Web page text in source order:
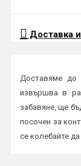
Доставка
Доставяме
извършва в
забавяне, ще
посочен за
се колебайте